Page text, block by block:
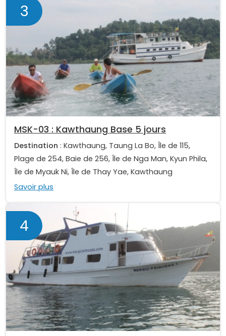
3
MSK-03 : Kawthaung Base 5 jours
Destination : Kawthaung, Taung La Bo, Île de 115,
Plage de 254, Baie de 256, Île de Nga Man, Kyun Phila,
Île de Myauk Ni, Île de Thay Yae, Kawthaung
Savoir plus
4